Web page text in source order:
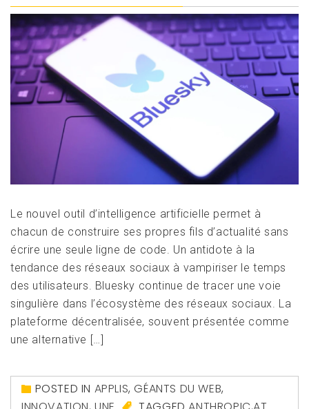
Le nouvel outil d’intelligence artificielle permet à
chacun de construire ses propres fils d’actualité sans
écrire une seule ligne de code. Un antidote à la
tendance des réseaux sociaux à vampiriser le temps
des utilisateurs. Bluesky continue de tracer une voie
singulière dans l’écosystème des réseaux sociaux. La
plateforme décentralisée, souvent présentée comme
une alternative […]
POSTED IN APPLIS,GÉANTS DU WEB,